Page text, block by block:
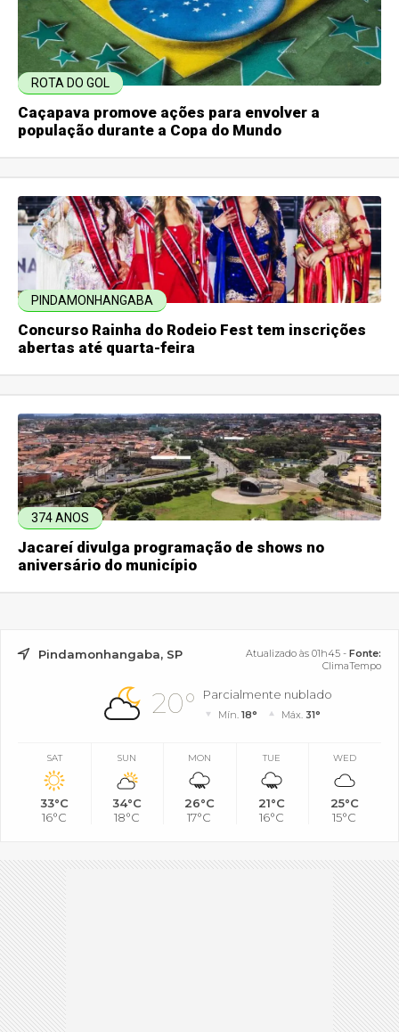
ROTA DO GOL
Caçapava promove ações para envolver a
população durante a Copa do Mundo
PINDAMONHANGABA
Concurso Rainha do Rodeio Fest tem inscrições
abertas até quarta-feira
374 ANOS
Jacareí divulga programação de shows no
aniversário do município
Pindamonhangaba, SP Atualizado às 01h45 - Fonte:
ClimaTempo
20° Parcialmente nublado
Mín.18° Máx. 31°
SAT
33°C
16°C
SUN
34°C
18°C
MON
26°C
17°C
TUE
21°C
16°C
WED
25°C
15°C